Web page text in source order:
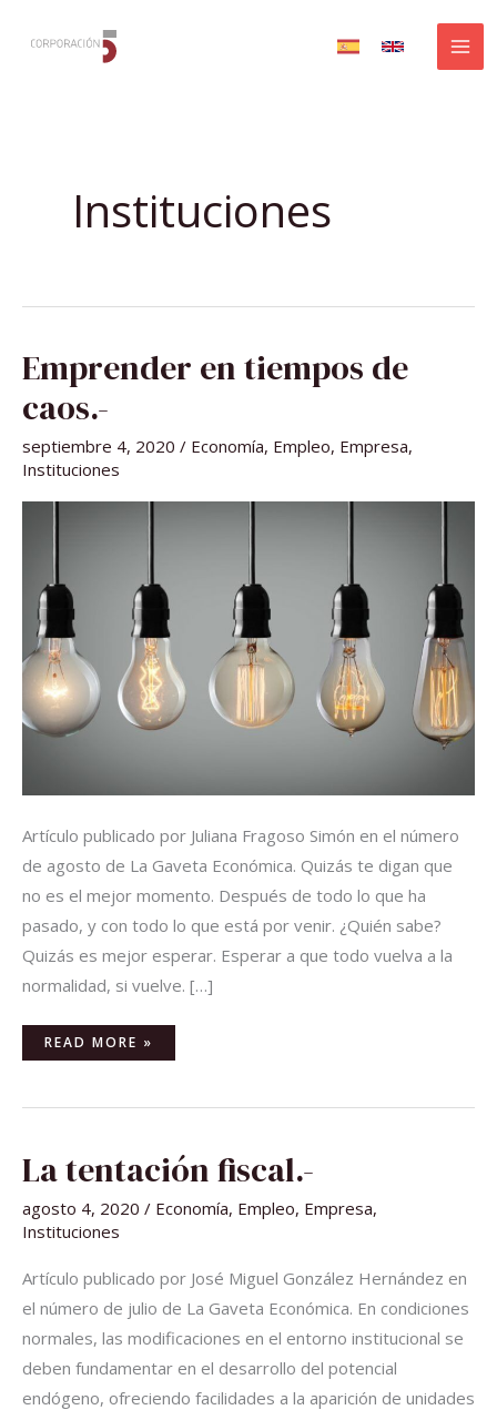
Instituciones
Emprender en tiempos de
caos.-
septiembre 4, 2020 / Economía, Empleo, Empresa,
Instituciones
Artículo publicado por Juliana Fragoso Simón en el número
de agosto de La Gaveta Económica. Quizás te digan que
no es el mejor momento. Después de todo lo que ha
pasado, y con todo lo que está por venir. ¿Quién sabe?
Quizás es mejor esperar. Esperar a que todo vuelva a la
normalidad, si vuelve. […]
EN
TIEMPOS
CAOS.-
READ MORE »
La tentación fiscal.-
agosto 4, 2020 / Economía, Empleo, Empresa,
Instituciones
Artículo publicado por José Miguel González Hernández en
el número de julio de La Gaveta Económica. En condiciones
normales, las modificaciones en el entorno institucional se
deben fundamentar en el desarrollo del potencial
endógeno, ofreciendo facilidades a la aparición de unidades
TENTACIÓN
FISCAL.-